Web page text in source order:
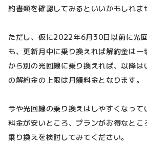
約書類を確認してみるといいかもしれま
ただし、仮に2022年6月30日以前に光
も、更新月中に乗り換えれば解約金は一
から別の光回線に乗り換えれば、以降は
の解約金の上限は月額料金となります。
今や光回線の乗り換えはしやすくなっ
料金が安いところ、プランがお得なとこ
乗り換えを検討してみてください。